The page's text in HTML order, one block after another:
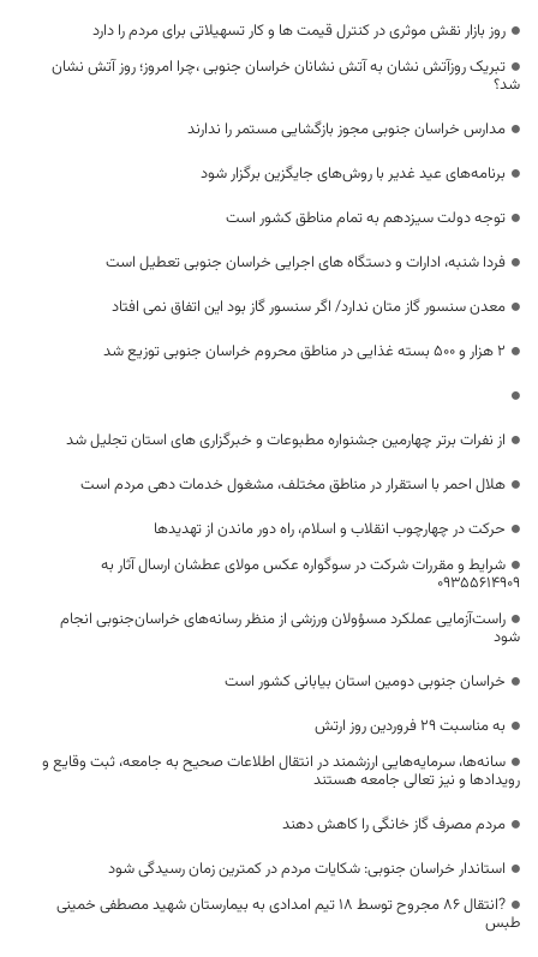
روز بازار نقش موثری در کنترل قیمت ها و کار تسهیلاتی برای مردم را دارد
تبریک روزآتش نشان به آتش نشانان خراسان جنوبی ،چرا امروز؛ روز آتش نشان
شد؟
مدارس خراسان جنوبی مجوز بازگشایی مستمر را ندارند
برنامه‌های عید غدیر با روش‌‎های جایگزین برگزار شود
توجه دولت سیزدهم به تمام مناطق کشور است
فردا شنبه، ادارات و دستگاه های اجرایی خراسان جنوبی تعطیل است
معدن سنسور گاز متان ندارد/ اگر سنسور گاز بود این اتفاق نمی افتاد
۲ هزار و ۵۰۰ بسته غذایی در مناطق محروم خراسان جنوبی توزیع شد
از نفرات برتر چهارمین جشنواره مطبوعات و خبرگزاری های استان تجلیل شد
هلال احمر با استقرار در مناطق مختلف، مشغول خدمات دهی مردم است
حرکت در چهارچوب انقلاب و اسلام، راه دور ماندن از تهدید‌ها
شرایط و مقررات شرکت در سوگواره عکس مولای عطشان ارسال آثار به
09355614909
راست‌آزمایی عملکرد مسؤولان ورزشی از منظر رسانه‌های خراسان‌جنوبی انجام
شود
خراسان جنوبی دومین استان بیابانی کشور است
به مناسبت 29 فروردین روز ارتش
سانه‌ها، سرمایه‌هایی ارزشمند در انتقال اطلاعات صحیح به جامعه، ثبت وقایع و
رویدادها و نیز تعالی جامعه هستند
مردم مصرف گاز خانگی را کاهش دهند
استاندار خراسان جنوبی: شکایات مردم در کمترین زمان رسیدگی شود
?انتقال 86 مجروح توسط 18 تیم امدادی به بیمارستان شهید مصطفی خمینی
طبس